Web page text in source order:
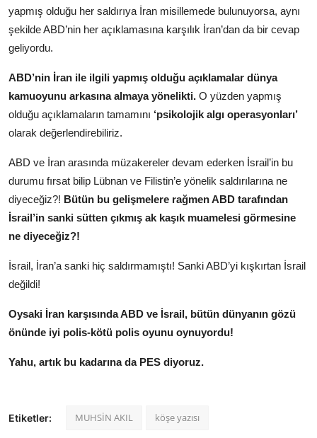
yapmış olduğu her saldırıya İran misillemede bulunuyorsa, aynı
şekilde ABD’nin her açıklamasına karşılık İran’dan da bir cevap
geliyordu.
ABD’nin İran ile ilgili yapmış olduğu açıklamalar dünya
kamuoyunu arkasına almaya yönelikti. O yüzden yapmış
olduğu açıklamaların tamamını ‘psikolojik algı operasyonları’
olarak değerlendirebiliriz.
ABD ve İran arasında müzakereler devam ederken İsrail’in bu
durumu fırsat bilip Lübnan ve Filistin’e yönelik saldırılarına ne
diyeceğiz?! Bütün bu gelişmelere rağmen ABD tarafından
İsrail’in sanki sütten çıkmış ak kaşık muamelesi görmesine
ne diyeceğiz?!
İsrail, İran’a sanki hiç saldırmamıştı! Sanki ABD’yi kışkırtan İsrail
değildi!
Oysaki İran karşısında ABD ve İsrail, bütün dünyanın gözü
önünde iyi polis-kötü polis oyunu oynuyordu!
Yahu, artık bu kadarına da PES diyoruz.
Etiketler: MUHSİN AKIL köşe yazısı